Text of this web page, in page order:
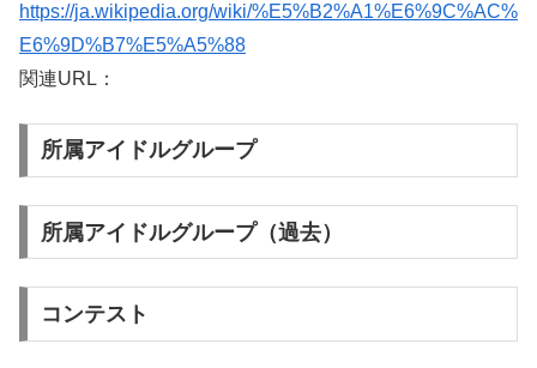
https://ja.wikipedia.org/wiki/%E5%B2%A1%E6%9C%AC%
E6%9D%B7%E5%A5%88
関連URL：
所属アイドルグループ
所属アイドルグループ（過去）
コンテスト